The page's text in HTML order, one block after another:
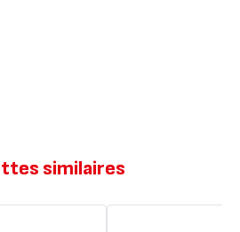
similaires